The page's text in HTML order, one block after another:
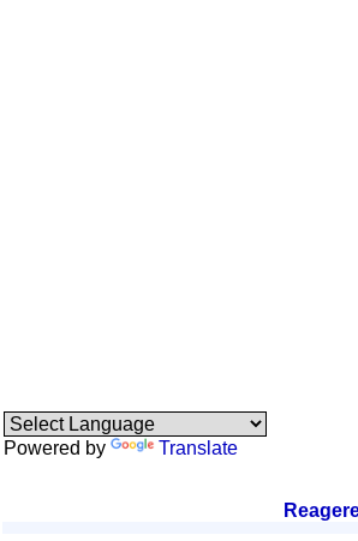
Powered by Translate